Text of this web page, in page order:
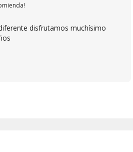
disfrutamos muchísimo